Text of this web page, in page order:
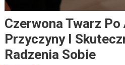
Czerwona Twarz
Przyczyny I
Radzenia Sobie